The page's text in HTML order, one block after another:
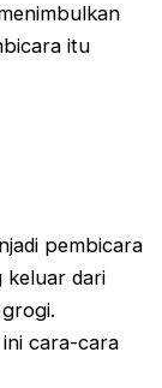
itu
pembicara
keluar dari
cara-cara